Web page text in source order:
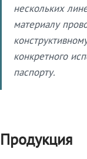
нескольких
материалу
конкретного
паспорту.
Продукция